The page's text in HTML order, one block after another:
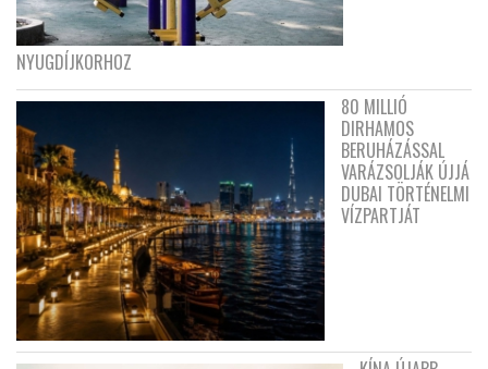
NYUGDÍJKORHOZ
80 MILLIÓ
DIRHAMOS
BERUHÁZÁSSAL
VARÁZSOLJÁK ÚJJÁ
DUBAI TÖRTÉNELMI
VÍZPARTJÁT